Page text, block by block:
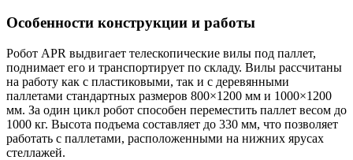
Особенности конструкции и работы
Робот APR выдвигает телескопические вилы под паллет,
поднимает его и транспортирует по складу. Вилы рассчитаны
на работу как с пластиковыми, так и с деревянными
паллетами стандартных размеров 800×1200 мм и 1000×1200
мм. За один цикл робот способен переместить паллет весом до
1000 кг. Высота подъема составляет до 330 мм, что позволяет
работать с паллетами, расположенными на нижних ярусах
стеллажей.